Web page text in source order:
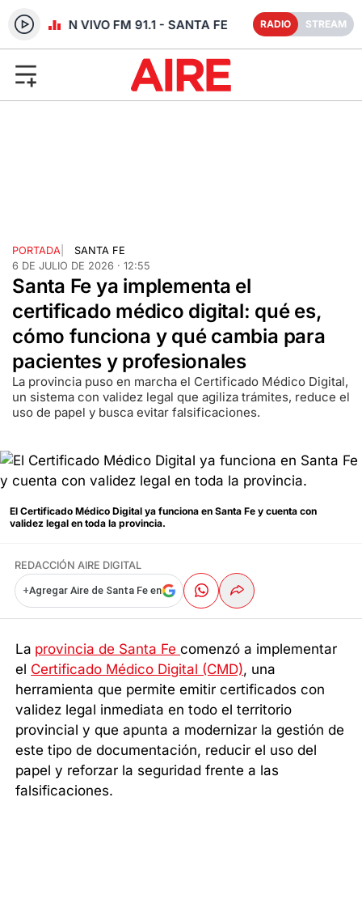
RADIO EN VIVO FM 91.1 - SANTA FE RADIO STREAM
PORTADA
SANTA FE
6 DE JULIO DE 2026 · 12:55
Santa Fe ya implementa el
certificado médico digital: qué es,
cómo funciona y qué cambia para
pacientes y profesionales
La provincia puso en marcha el Certificado Médico Digital,
un sistema con validez legal que agiliza trámites, reduce el
uso de papel y busca evitar falsificaciones.
El Certificado Médico Digital ya funciona en Santa Fe y cuenta con
validez legal en toda la provincia.
REDACCIÓN AIRE DIGITAL
+Agregar Aire de Santa Fe en
La provincia de Santa Fecomenzó a implementar
el Certificado Médico Digital (CMD), una
herramienta que permite emitir certificados con
validez legal inmediata en todo el territorio
provincial y que apunta a modernizar la gestión de
este tipo de documentación, reducir el uso del
papel y reforzar la seguridad frente a las
falsificaciones.